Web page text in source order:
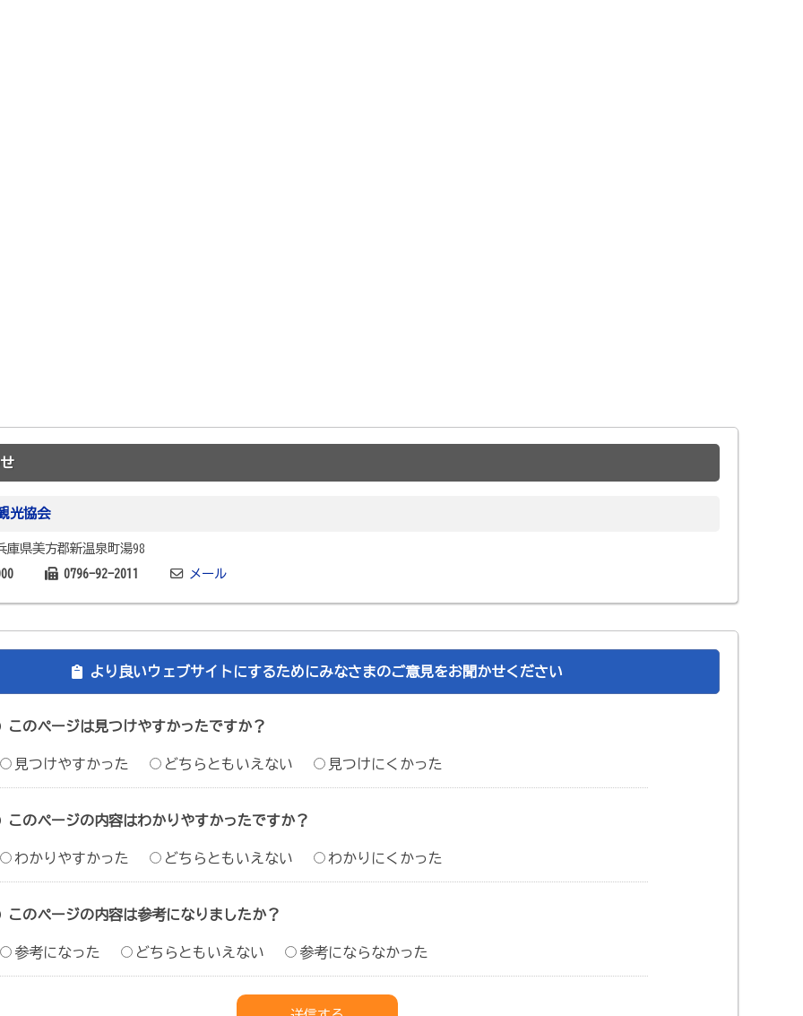
光協会
県美方郡新温泉町湯98
0796-92-2011 メール
より良いウェブサイトにするためにみなさまのご意見をお聞かせください
このページは見つけやすかったですか？
見つけやすかった どちらともいえない 見つけにくかった
このページの内容はわかりやすかったですか？
わかりやすかった どちらともいえない わかりにくかった
このページの内容は参考になりましたか？
参考になった どちらともいえない 参考にならなかった